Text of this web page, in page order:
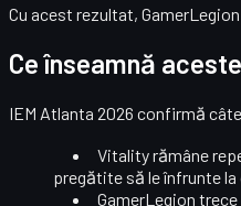
Cu acest rezultat,
Ce înseamnă
IEM Atlanta 2026 confirmă
Vitality rămâne
pregătite să le înfrunte la
GamerLegion